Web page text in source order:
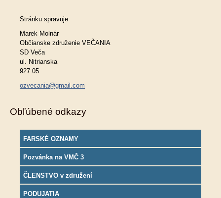
Stránku spravuje
Marek Molnár
Občianske združenie VEČANIA
SD Veča
ul. Nitrianska
927 05
ozvecania@gmail.com
Obľúbené odkazy
FARSKÉ OZNAMY
Pozvánka na VMČ 3
ČLENSTVO v združení
PODUJATIA